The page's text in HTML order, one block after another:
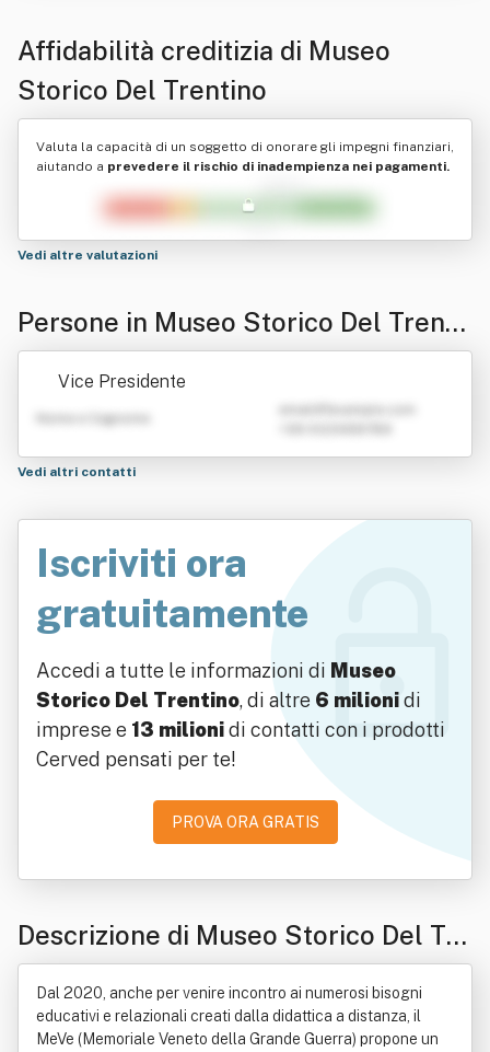
Affidabilità creditizia di Museo
Storico Del Trentino
Valuta la capacità di un soggetto di onorare gli impegni finanziari,
aiutando a prevedere il rischio di inadempienza nei pagamenti.
Vedi altre valutazioni
Persone in Museo Storico Del Trenti
no
Vice Presidente
Nome e Cognome
Vedi altri contatti
Iscriviti ora
gratuitamente
Accedi a tutte le informazioni di Museo
Storico Del Trentino, di altre 6 milionidi
imprese e 13 milionidi contatti con i prodotti
Cerved pensati per te!
PROVA ORA GRATIS
Descrizione di Museo Storico Del Tre
ntino
Dal 2020, anche per venire incontro ai numerosi bisogni
educativi e relazionali creati dalla didattica a distanza, il
MeVe (Memoriale Veneto della Grande Guerra) propone un